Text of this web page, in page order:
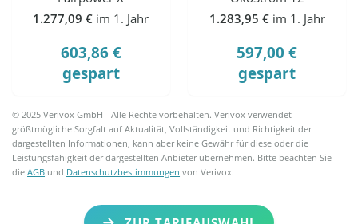
1.277,09 € im 1. Jahr
603,86 €
gespart
1.283,95 € im 1. Jahr
597,00 €
gespart
© 2025 Verivox GmbH - Alle Rechte vorbehalten. Verivox verwendet
größtmögliche Sorgfalt auf Aktualität, Vollständigkeit und Richtigkeit der
dargestellten Informationen, kann aber keine Gewähr für diese oder die
Leistungsfähigkeit der dargestellten Anbieter übernehmen. Bitte beachten Sie
dieAGB und Datenschutzbestimmungen von Verivox.